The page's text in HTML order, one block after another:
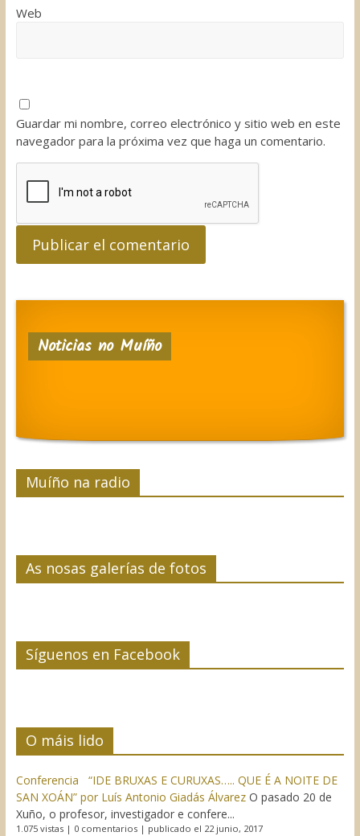
Web
Guardar mi nombre, correo electrónico y sitio web en este
navegador para la próxima vez que haga un comentario.
Noticias no Muíño
Muíño na radio
As nosas galerías de fotos
Síguenos en Facebook
O máis lido
Conferencia “IDE BRUXAS E CURUXAS….. QUE É A NOITE DE
SAN XOÁN” por Luís Antonio Giadás Álvarez O pasado 20 de
Xuño, o profesor, investigador e confere...
1.075 vistas| 0 comentarios| publicado el 22 junio, 2017